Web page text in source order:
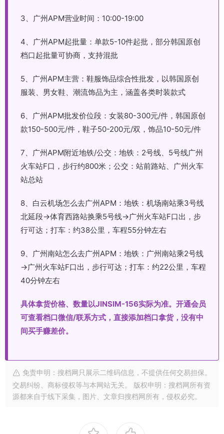
3、广州APM营业时间：10:00-19:00
4、广州APM起批量：单款5-10件起批，部分韩国原创
档口起批量可协商，支持混批
5、广州APM主营：鞋服饰品综合性批发，以韩国原创
服装、男女鞋、潮流饰品为主，涵盖各类时装款式
6、广州APM批发价位段：女装80-300元/件，韩国原创
款150-500元/件，鞋子50-200元/双，饰品10-50元/件
7、广州APM附近地铁/公交：地铁：2号线、5号线广州
火车站F口，步行约800米；公交：站前路站、广州火车
站总站
8、白云机场怎么去广州APM：地铁：机场南站乘3号线
北延段→体育西路站换乘5号线→广州火车站F口出，步
行可达；打车：约38公里，车程55分钟左右
9、广州南站怎么去广州APM：地铁：广州南站乘2号线
→广州火车站F口出，步行可达；打车：约22公里，车程
40分钟左右
具体拿货价格、数量以JINSIM-156实际为准。开通会员
可查看档口微信/联系方式，直接添加档口拿货，没有中
间买手赚差价。
免责申明：搜档网只展示二维码信息，不提供任何交易担保。
交易纠纷、商标侵权等与本网站无关。 版权申明：搜档网所有资
源都来自于线下采集，图片、文章归搜档网所有，侵权必究。